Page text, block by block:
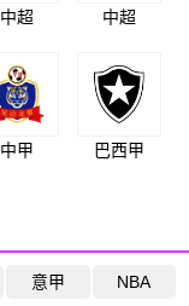
中超 中超
中甲 巴西甲
意甲 NBA